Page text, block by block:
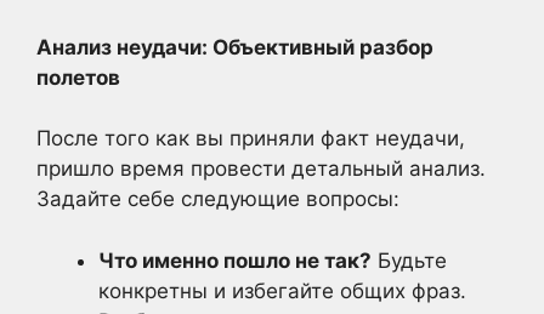
Анализ неудачи: Объективный разбор
полетов
После того как вы приняли факт неудачи,
пришло время провести детальный анализ.
Задайте себе следующие вопросы:
Что именно пошло не так? Будьте
конкретны и избегайте общих фраз.